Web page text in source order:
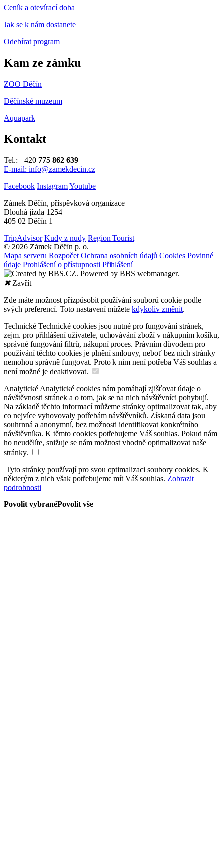
Ceník a otevírací doba
Jak se k nám dostanete
Odebírat program
Kam ze zámku
ZOO Děčín
Děčínské muzeum
Aquapark
Kontakt
Tel.: +420 775 862 639
E-mail: info@zamekdecin.cz
Facebook InstagramYoutube
Zámek Děčín, příspěvková organizace
Dlouhá jízda 1254
405 02 Děčín 1
TripAdvisor Kudy z nudy Region Tourist
© 2026 Zámek Děčín p. o.
Mapa serveru Rozpočet Ochrana osobních údajů Cookies Povinné
údaje Prohlášení o přístupnosti Přihlášení
✖Zavřít
Zde máte možnost přizpůsobit používání souborů cookie podle
svých preferencí. Toto nastavení můžete kdykoliv změnit.
Technické Technické cookies jsou nutné pro fungování stránek,
zejm. pro přihlášení uživatele, uchovávání zboží v nákupním košíku,
správné fungování filtrů, nákupní proces. Právním důvodem pro
používání těchto cookies je plnění smlouvy, neboť bez nich stránky
nemohou správně fungovat. Proto k nim není potřeba Váš souhlas a
není možné je deaktivovat.
Analytické Analytické cookies nám pomáhají zjišťovat údaje o
návštěvnosti stránek a o tom, jak se na nich návštěvníci pohybují.
Na základě těchto informací můžeme stránky optimalizovat tak, aby
co nejvíce vyhovovaly potřebám návštěvníků. Získaná data jsou
souhrnná a anonymní, bez možnosti identifikovat konkrétního
návštěvníka. K těmto cookies potřebujeme Váš souhlas. Pokud nám
ho neudělíte, snižuje se nám možnost vhodně optimalizovat naše
stránky.
Tyto stránky používají pro svou optimalizaci soubory cookies. K
některým z nich však potřebujeme mít Váš souhlas. Zobrazit
podrobnosti
Povolit vybranéPovolit vše